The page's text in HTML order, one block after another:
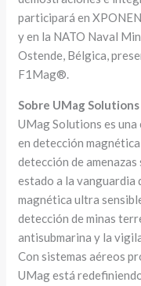
participará en
y en la NATO Naval
Ostende, Bélgica,
F1Mag®.
Sobre UMag Solutions
UMag Solutions es una
en detección
detección de
estado a la vanguardia
magnética ultra
detección de minas
antisubmarina y la
Con sistemas aéreos
UMag está